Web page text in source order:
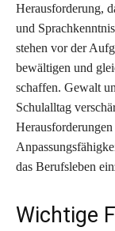
Herausforderung,
und
stehen vor der
bewältigen und
schaffen. Gewalt
Schulalltag
das Berufsleben
Wichtige